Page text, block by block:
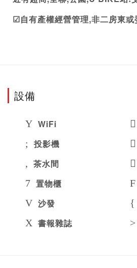
☑自有產權經營管理,非二房東或
設備
WiFi
投影機
茶水間
置物櫃
沙發
書報雜誌